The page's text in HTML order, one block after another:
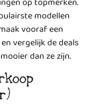
modellen
vooraf een
vergelijk de deals
dan ze zijn.